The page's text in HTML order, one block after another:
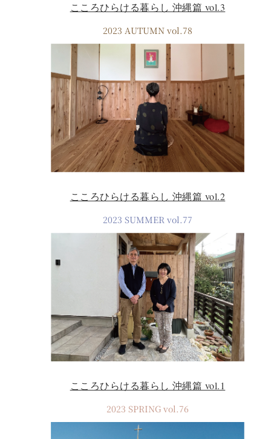
こころひらける暮らし 沖縄篇 vol.3
2023 AUTUMN vol.78
こころひらける暮らし 沖縄篇 vol.2
2023 SUMMER vol.77
こころひらける暮らし 沖縄篇 vol.1
2023 SPRING vol.76